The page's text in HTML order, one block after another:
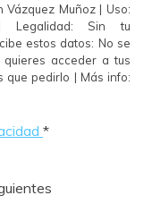
Muñoz | Uso:
Legalidad: Sin tu
estos datos: No se
acceder a tus
que pedirlo | Más info:
*